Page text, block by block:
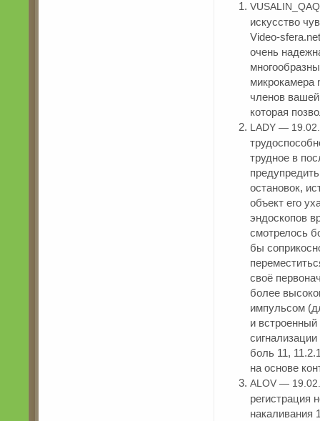
искусство
Video-
очень
микрокамера
членов
которая
LADY —
трудное в
остановок,
объект его
эндоскопов
смотрелось
бы
своё
более
импульсом
и
боль 11,
на основе
ALOV —
регистрация
накаливания